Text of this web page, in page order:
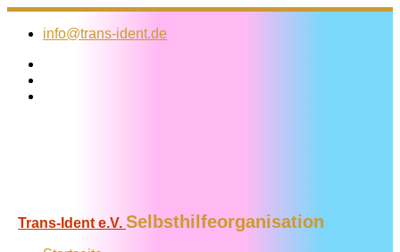
Zum
Inhalt
info@trans-ident.de
Trans-Ident e.V. Selbsthilfeorganisation